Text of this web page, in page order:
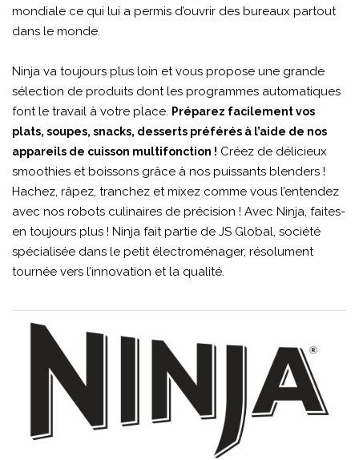
mondiale ce qui lui a permis d’ouvrir des bureaux partout
dans le monde.
Ninja va toujours plus loin et vous propose une grande
sélection de produits dont les programmes automatiques
font le travail à votre place. Préparez facilement vos
plats, soupes, snacks, desserts préférés à l’aide de nos
appareils de cuisson multifonction ! Créez de délicieux
smoothies et boissons grâce à nos puissants blenders !
Hachez, râpez, tranchez et mixez comme vous l’entendez
avec nos robots culinaires de précision ! Avec Ninja, faites-
en toujours plus ! Ninja fait partie de JS Global, société
spécialisée dans le petit électroménager, résolument
tournée vers l’innovation et la qualité.